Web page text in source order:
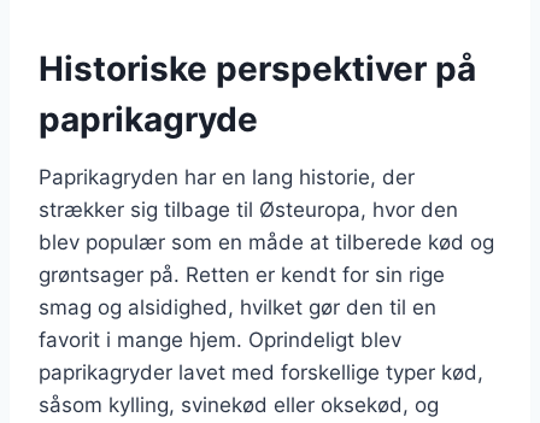
Historiske perspektiver på
paprikagryde
Paprikagryden har en lang historie, der
strækker sig tilbage til Østeuropa, hvor den
blev populær som en måde at tilberede kød og
grøntsager på. Retten er kendt for sin rige
smag og alsidighed, hvilket gør den til en
favorit i mange hjem. Oprindeligt blev
paprikagryder lavet med forskellige typer kød,
såsom kylling, svinekød eller oksekød, og